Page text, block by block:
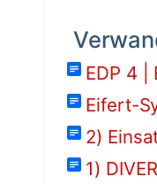
EDP 4 |
Eifert-
2)
1)